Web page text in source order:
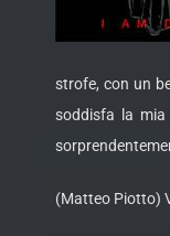
strofe, con un
soddisfa la
(Matteo Piotto)